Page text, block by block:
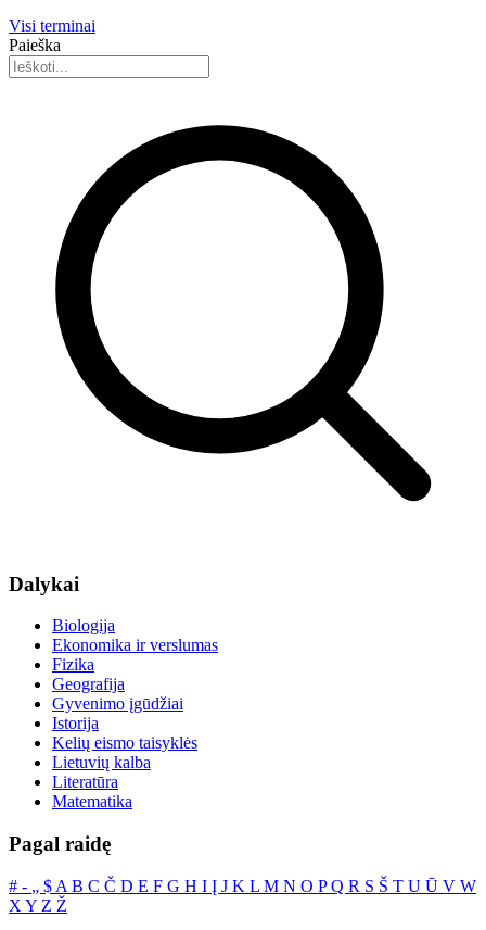
Visi terminai
Paieška
Dalykai
Biologija
Ekonomika ir verslumas
Fizika
Geografija
Gyvenimo įgūdžiai
Istorija
Kelių eismo taisyklės
Lietuvių kalba
Literatūra
Matematika
Pagal raidę
# ‐ „ $ A B C Č D E F G H I Į J K L M N O PQ R S Š T U Ū V W
X Y Z Ž